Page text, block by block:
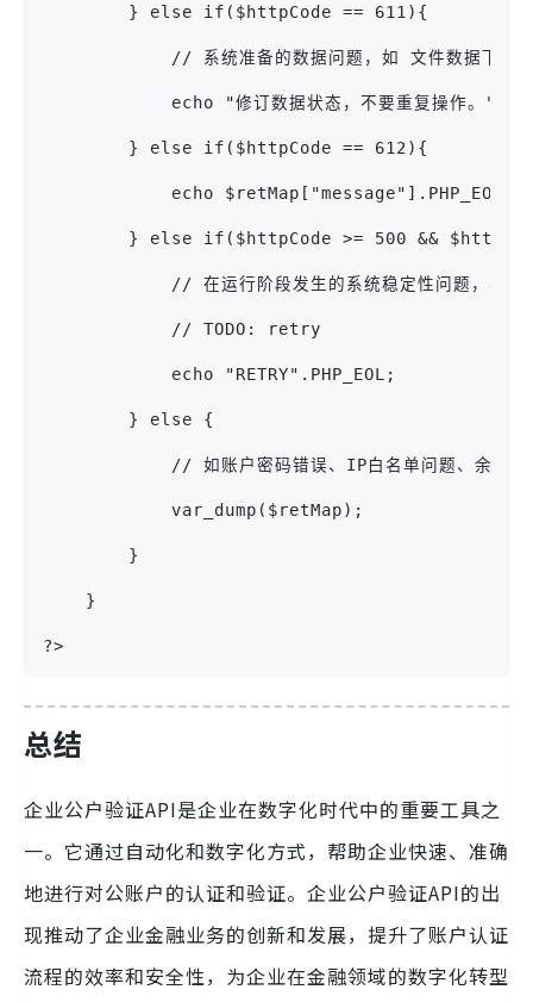
        } else if($httpCode == 611){
// 系统准备的数据问题，如 文件数据下载
echo "修订数据状态，不要重复操作。
} else if($httpCode == 612){
            echo $retMap["message"].PHP_EOL;
} else if($httpCode >= 500 &&
// 在运行阶段发生的系统稳定性问题，客户
            // TODO: retry
            echo "RETRY".PHP_EOL;
        } else {
// 如账户密码错误、IP白名单问题、余额不
            var_dump($retMap);
        }
    }
?>
总结
企业公户验证API是企业在数字化时代中的重要工具之
一。它通过自动化和数字化方式，帮助企业快速、准确
地进行对公账户的认证和验证。企业公户验证API的出
现推动了企业金融业务的创新和发展，提升了账户认证
流程的效率和安全性，为企业在金融领域的数字化转型